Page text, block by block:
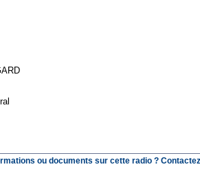
ou documents sur cette radio ?